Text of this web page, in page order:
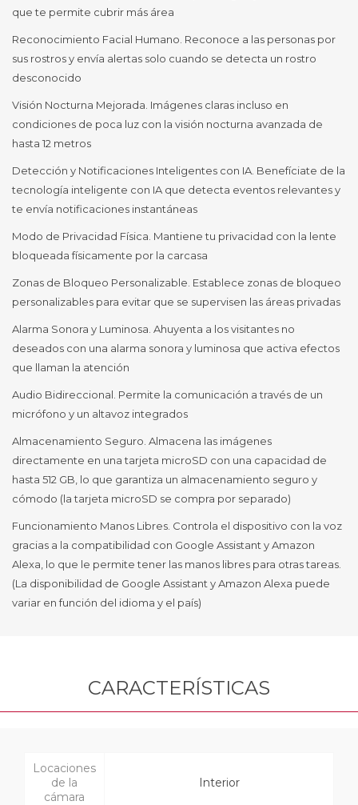
que te permite cubrir más área
Reconocimiento Facial Humano. Reconoce a las personas por
sus rostros y envía alertas solo cuando se detecta un rostro
desconocido
Visión Nocturna Mejorada. Imágenes claras incluso en
condiciones de poca luz con la visión nocturna avanzada de
hasta 12 metros
Detección y Notificaciones Inteligentes con IA. Benefíciate de la
tecnología inteligente con IA que detecta eventos relevantes y
te envía notificaciones instantáneas
Modo de Privacidad Física. Mantiene tu privacidad con la lente
bloqueada físicamente por la carcasa
Zonas de Bloqueo Personalizable. Establece zonas de bloqueo
personalizables para evitar que se supervisen las áreas privadas
Alarma Sonora y Luminosa. Ahuyenta a los visitantes no
deseados con una alarma sonora y luminosa que activa efectos
que llaman la atención
Audio Bidireccional. Permite la comunicación a través de un
micrófono y un altavoz integrados
Almacenamiento Seguro. Almacena las imágenes
directamente en una tarjeta microSD con una capacidad de
hasta 512 GB, lo que garantiza un almacenamiento seguro y
cómodo (la tarjeta microSD se compra por separado)
Funcionamiento Manos Libres. Controla el dispositivo con la voz
gracias a la compatibilidad con Google Assistant y Amazon
Alexa, lo que le permite tener las manos libres para otras tareas.
(La disponibilidad de Google Assistant y Amazon Alexa puede
variar en función del idioma y el país)
CARACTERÍSTICAS
Locaciones
de la
cámara
Interior